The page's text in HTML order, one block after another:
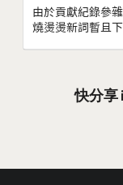
由於貢獻紀錄參
燒燙燙新詞暫且
快分享